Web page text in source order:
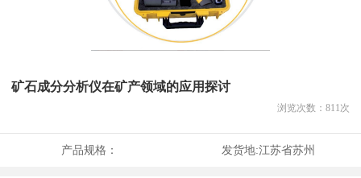
矿石成分分析仪在矿产领域的应用探讨
浏览次数： 811次
产品规格： 发货地:江苏省苏州